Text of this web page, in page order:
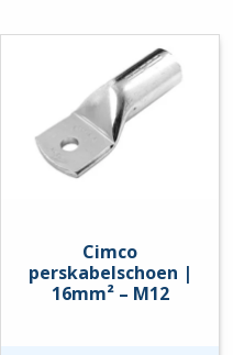
Cimco
perskabelschoen |
16mm² – M12